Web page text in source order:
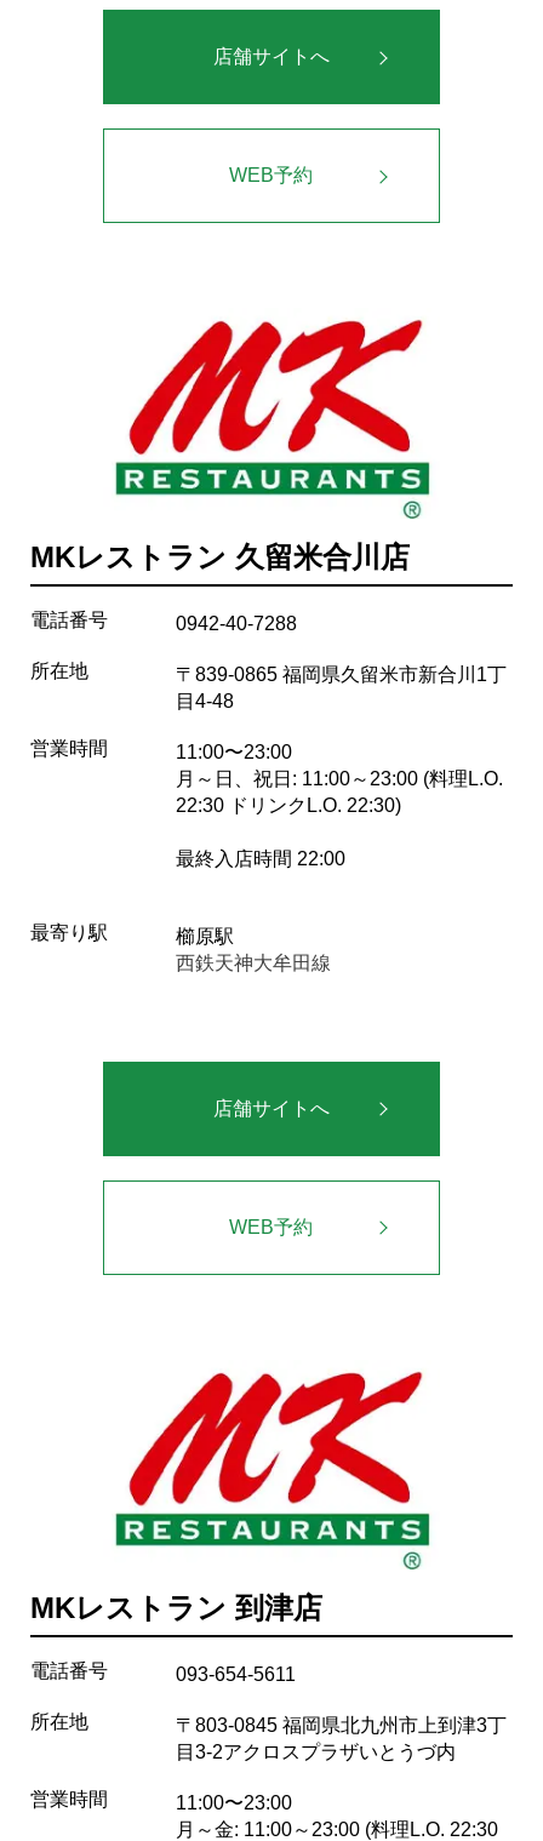
店舗サイトへ
WEB予約
MKレストラン 久留米合川店
電話番号 0942-40-7288
所在地
〒839-0865 福岡県久留米市新合川1丁
目4-48
営業時間
11:00〜23:00
月～日、祝日: 11:00～23:00 (料理L.O.
22:30 ドリンクL.O. 22:30)
最終入店時間 22:00
最寄り駅
櫛原駅
西鉄天神大牟田線
店舗サイトへ
WEB予約
MKレストラン 到津店
電話番号 093-654-5611
所在地
〒803-0845 福岡県北九州市上到津3丁
目3-2アクロスプラザいとうづ内
営業時間
11:00〜23:00
月～金: 11:00～23:00 (料理L.O. 22:30